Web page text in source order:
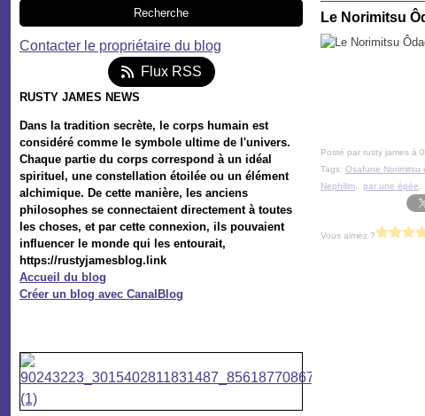
Contacter le propriétaire du blog
Flux RSS
RUSTY JAMES NEWS
Dans la tradition secrète, le corps humain est
considéré comme le symbole ultime de l'univers.
Chaque partie du corps correspond à un idéal
spirituel, une constellation étoilée ou un élément
alchimique. De cette manière, les anciens
philosophes se connectaient directement à toutes
les choses, et par cette connexion, ils pouvaient
influencer le monde qui les entourait,
https://rustyjamesblog.link
Accueil du blog
Créer un blog avec CanalBlog
Le Norimitsu
Posté par rusty james à
Tags: Osafune Norimitsu
Nephilim
par une épée
Vous aimez ?